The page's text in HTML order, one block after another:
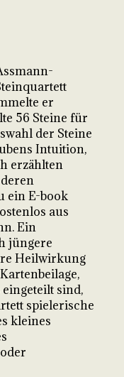
er
56 Steine für
der Steine
Intuition,
erzählten
ein E-book
aus
Ein
jüngere
Heilwirkung
sind,
spielerische
kleines